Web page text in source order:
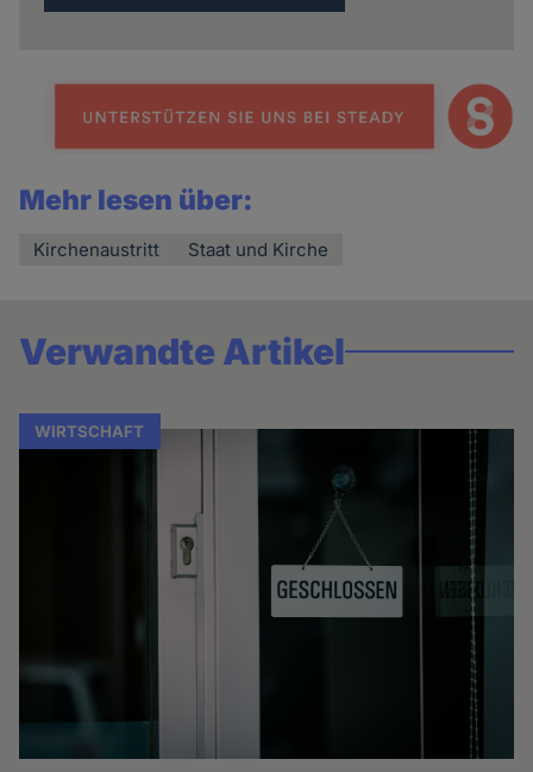
Mehr lesen über:
Kirchenaustritt Staat und Kirche
Verwandte Artikel
WIRTSCHAFT